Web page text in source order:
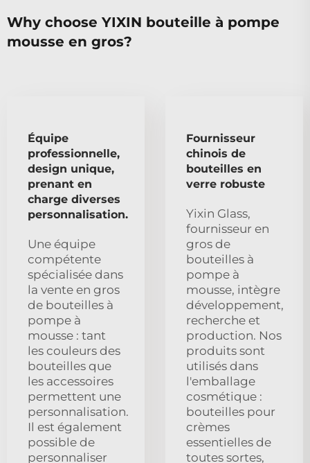
Why choose YIXIN bouteille à pompe
mousse en gros?
Équipe
professionnelle,
design unique,
prenant en
charge diverses
personnalisation.
Une équipe
compétente
spécialisée dans
la vente en gros
de bouteilles à
pompe à
mousse : tant
les couleurs des
bouteilles que
les accessoires
permettent une
personnalisation.
Il est également
possible de
personnaliser
Fournisseur
chinois de
bouteilles en
verre robuste
Yixin Glass,
fournisseur en
gros de
bouteilles à
pompe à
mousse, intègre
développement,
recherche et
production. Nos
produits sont
utilisés dans
l'emballage
cosmétique :
bouteilles pour
crèmes
essentielles de
toutes sortes,